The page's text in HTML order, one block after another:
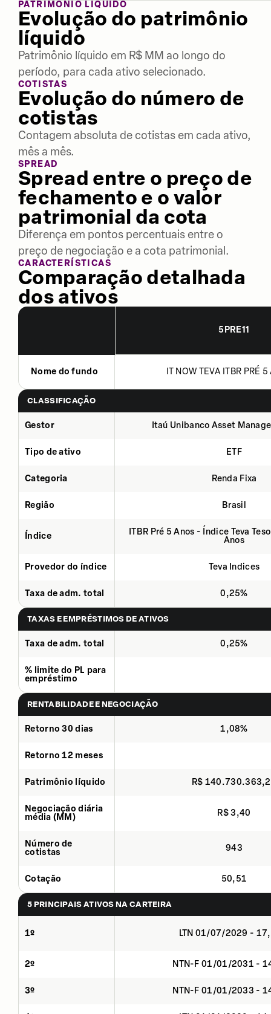
PATRIMÔNIO LÍQUIDO
Evolução do patrimônio
líquido
Patrimônio líquido em R$ MM ao longo do
período, para cada ativo selecionado.
COTISTAS
Evolução do número de
cotistas
Contagem absoluta de cotistas em cada ativo,
mês a mês.
SPREAD
Spread entre o preço de
fechamento e o valor
patrimonial da cota
Diferença em pontos percentuais entre o
preço de negociação e a cota patrimonial.
CARACTERÍSTICAS
Comparação detalhada
dos ativos
5PRE11
Nome do fundo IT NOW TEVA ITBR PRÉ
CLASSIFICAÇÃO
Gestor Itaú Unibanco Asset
Tipo de ativo ETF
Categoria Renda Fixa
Região Brasil
Índice
ITBR Pré 5 Anos - Índice Teva
Anos
Provedor do índice Teva Indices
Taxa de adm. total 0,25%
TAXAS E EMPRÉSTIMOS DE ATIVOS
Taxa de adm. total 0,25%
% limite do PL para
empréstimo
RENTABILIDADE E NEGOCIAÇÃO
Retorno 30 dias 1,08%
Retorno 12 meses
Patrimônio líquido R$
Negociação diária
média (MM)
R$ 3,40
Número de
cotistas
943
Cotação 50,51
5 PRINCIPAIS ATIVOS NA CARTEIRA
1º LTN 01/07/2029 -
2º NTN-F 01/01/2031 -
3º NTN-F 01/01/2033 -